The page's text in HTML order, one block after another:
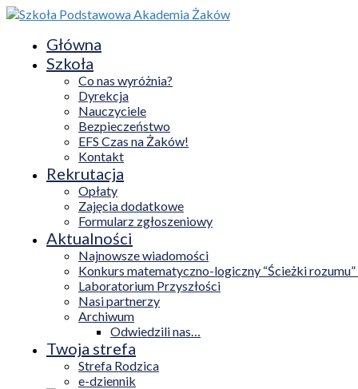
Główna
Szkoła
Co nas wyróżnia?
Dyrekcja
Nauczyciele
Bezpieczeństwo
EFS Czas na Żaków!
Kontakt
Rekrutacja
Opłaty
Zajęcia dodatkowe
Formularz zgłoszeniowy
Aktualności
Najnowsze wiadomości
Konkurs matematyczno-logiczny “Ścieżki
Laboratorium Przyszłości
Nasi partnerzy
Archiwum
Odwiedzili nas…
Twoja strefa
Strefa Rodzica
e-dziennik